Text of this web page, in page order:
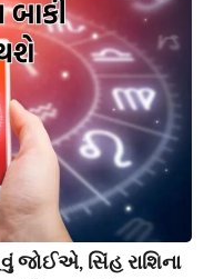
જોઈએ, સિંહ રાશિના